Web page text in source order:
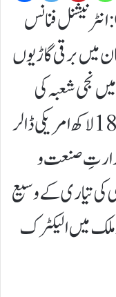
پی):انٹرنیشنل فنانس
میں برقی گاڑیوں
نجی شعبہ کی
سرمایہ کاری کو فروغ دینے کے لئے 18 لاکھ امریکی ڈالر
صنعت و
کی تیاری کے وسیع
میں الیکٹرک